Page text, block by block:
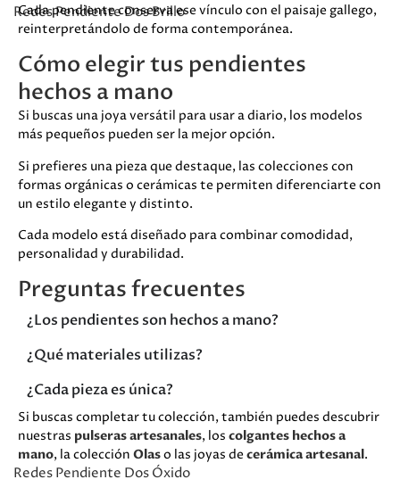
Redes Pendiente Dos Brillo
Redes Pendiente Dos Óxido
Cada pendiente conserva ese vínculo con el paisaje gallego,
reinterpretándolo de forma contemporánea.
Cómo elegir tus pendientes
hechos a mano
Si buscas una joya versátil para usar a diario, los modelos
más pequeños pueden ser la mejor opción.
Si prefieres una pieza que destaque, las colecciones con
formas orgánicas o cerámicas te permiten diferenciarte con
un estilo elegante y distinto.
Cada modelo está diseñado para combinar comodidad,
personalidad y durabilidad.
Preguntas frecuentes
¿Los pendientes son hechos a mano?
¿Qué materiales utilizas?
¿Cada pieza es única?
Si buscas completar tu colección, también puedes descubrir
nuestras pulseras artesanales, los colgantes hechos a
mano, la colección Olaso las joyas de cerámica artesanal.